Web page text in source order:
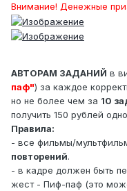
Внимание! Денежные
АВТОРАМ ЗАДАНИЙ в
паф") за каждое
но не более чем за 10
получить 150 рублей
Правила:
- все фильмы/
повторений.
- в кадре должен быть
жест - Пиф-паф (это